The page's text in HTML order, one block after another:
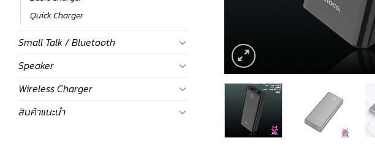
Quick Charger
Small Talk / Bluetooth
Speaker
Wireless Charger
สินค้าแนะนำ